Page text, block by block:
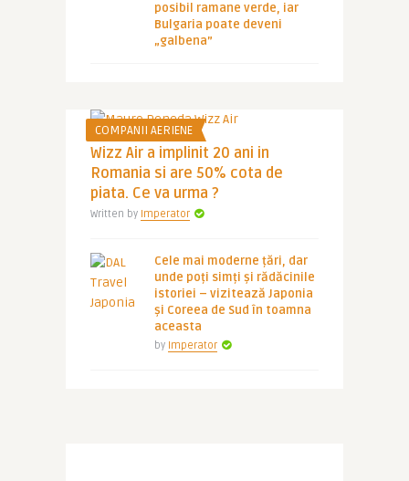
posibil ramane verde, iar
Bulgaria poate deveni
„galbena”
COMPANII AERIENE
Wizz Air a implinit 20 ani in
Romania si are 50% cota de
piata. Ce va urma ?
Written by Imperator
Cele mai moderne țări, dar
unde poți simți și rădăcinile
istoriei – vizitează Japonia
și Coreea de Sud în toamna
aceasta
by Imperator